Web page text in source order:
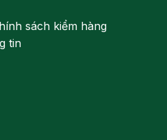
sách kiểm hàng
tin